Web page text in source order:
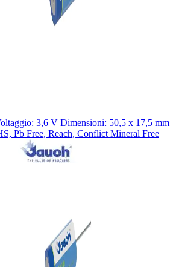
3,6 V Dimensioni: 50,5 x 17,5 mm
Pb Free, Reach, Conflict Mineral Free